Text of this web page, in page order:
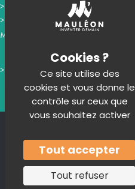
Horaires d'ouverture
Contacter la mairie
Mauléon sur les réseaux :
Ce site utilise des
cookies et vous donne le
contrôle sur ceux que
vous souhaitez activer
Tout accepter
Tout refuser